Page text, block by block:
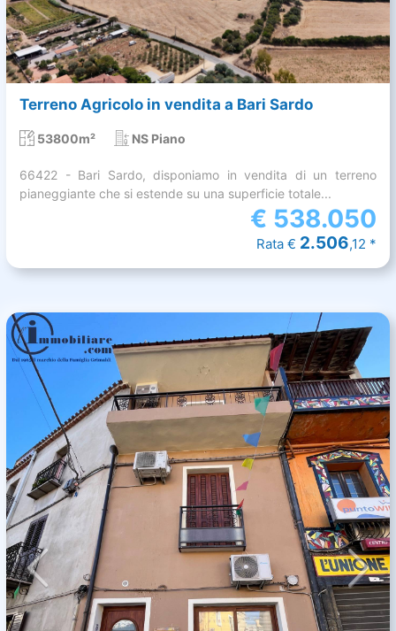
Terreno Agricolo in vendita a Bari Sardo
53800m² NS Piano
66422 - Bari Sardo, disponiamo in vendita di un terreno
pianeggiante che si estende su una superficie totale...
€ 538.050
Rata € 2.506,12 *